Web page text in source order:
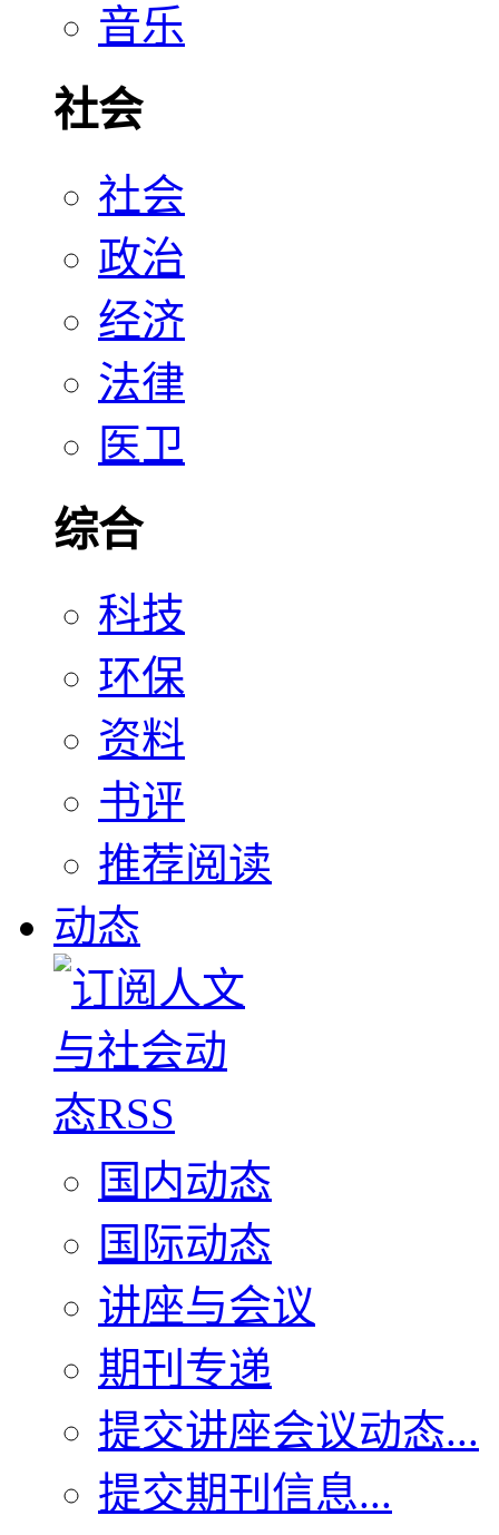
音乐
社会
社会
政治
经济
法律
医卫
综合
科技
环保
资料
书评
推荐阅读
动态
国内动态
国际动态
讲座与会议
期刊专递
提交讲座会议动态...
提交期刊信息...